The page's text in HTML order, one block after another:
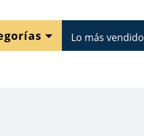
Lo más vendido